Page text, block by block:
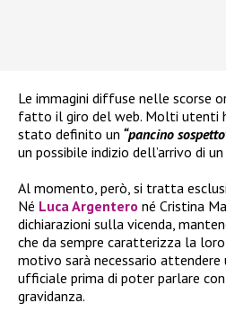
Le immagini diffuse nelle scorse
fatto il giro del web. Molti utenti
stato definito un “pancino
un possibile indizio dell’arrivo di
Al momento, però, si tratta
Né Luca Argentero né Cristina
dichiarazioni sulla vicenda,
che da sempre caratterizza la
motivo sarà necessario attendere
ufficiale prima di poter parlare
gravidanza.